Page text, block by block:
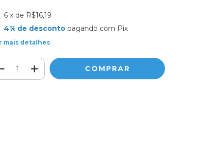
6 x de R$16,19
4% de descontopagando com Pix
mais detalhes